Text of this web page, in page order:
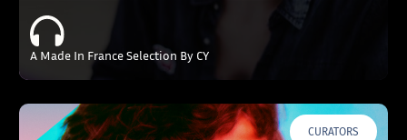
A Made In France Selection By CY
CURATORS